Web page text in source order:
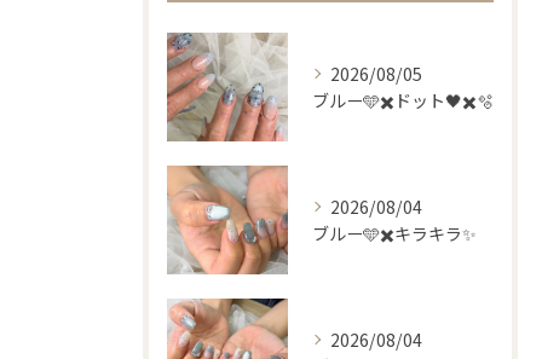
2026/08/05
ブルー🩵✖️ドット🖤✖️🫧
2026/08/04
ブルー🩵✖️キラキラ✨
2026/08/04